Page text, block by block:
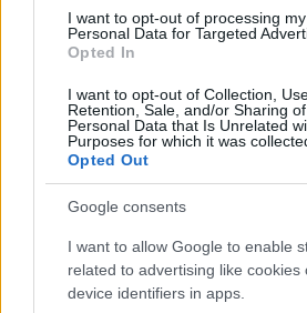
I want to opt-out of processing my
Personal Data for Targeted
Opted In
I want to opt-out of Collection,
Retention, Sale, and/or Sharing
Personal Data that Is Unrelated
Purposes for which it was
Opted Out
Google consents
I want to allow Google to enable
related to advertising like cookies
device identifiers in apps.
karakteriserte den blide
godkjent. Dagens norske
bak vinneren. Hadelendingen
under testløp på Gålå også
Langrenn.com håper Hans
i år enn han klarte i fjor. Da
friskt, men holdt ikke like bra
Norsk herrelangrenn trenger
som utforder den etablerte